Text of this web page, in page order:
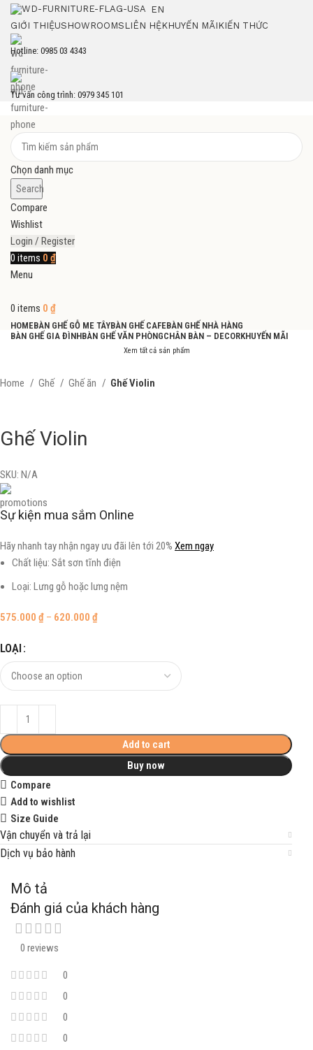
EN
GIỚI THIỆUSHOWROOMS LIÊN HỆKHUYẾN MÃI KIẾN THỨC
Hotline: 0985 03 4343
Tư vấn công trình: 0979 345 101
Chọn danh mục
Search
Compare
Wishlist
Login / Register
0 items 0 ₫
Menu
0 items 0 ₫
HOMEBÀN GHẾ GỖ ME TÂYBÀN GHẾ CAFEBÀN GHẾ NHÀ HÀNG
BÀN GHẾ GIA ĐÌNHBÀN GHẾ VĂN PHÒNGCHÂN BÀN – DECORKHUYẾN MÃI
Xem tất cả sản phẩm
Home Ghế Ghế ăn Ghế Violin
Ghế Violin
SKU:N/A
Sự kiện mua sắm Online
Hãy nhanh tay nhận ngay ưu đãi lên tới 20%Xem ngay
Chất liệu: Sắt sơn tĩnh điện
Loại: Lưng gỗ hoặc lưng nệm
575.000₫ – 620.000₫
LOẠI
Add to cart
Buy now
Compare
Add to wishlist
Size Guide
Vận chuyển và trả lại
Dịch vụ bảo hành
Mô tả
Đánh giá của khách hàng
0 reviews
0
0
0
0